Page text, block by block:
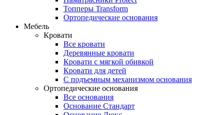
Топперы Transform
Ортопедические основания
Мебель
Кровати
Все кровати
Деревянные кровати
Кровати с мягкой обивкой
Кровати для детей
С подъемным механизмом основания
Ортопедические основания
Все основания
Основание Стандарт